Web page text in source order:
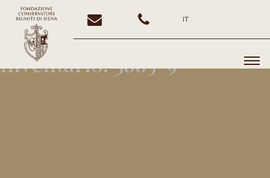
IT
Inventario:3883-9